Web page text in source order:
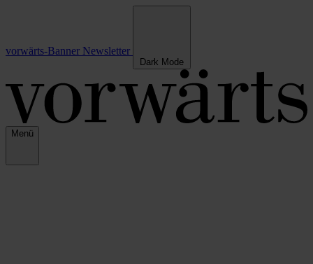
vorwärts-Banner Newsletter
Dark Mode
Menü